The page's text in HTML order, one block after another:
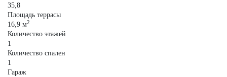
35,8
Площадь террасы
16,9 м2
Количество этажей
1
Количество спален
1
Гараж